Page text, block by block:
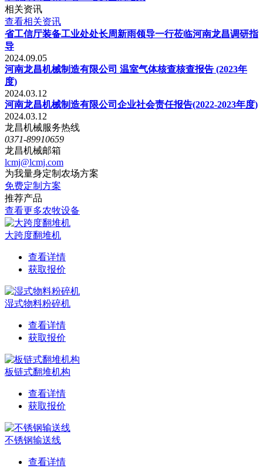
相关资讯
查看相关资讯
省工信厅装备工业处处长周新雨领导一行莅临河南龙昌调研指
导
2024.09.05
河南龙昌机械制造有限公司 温室气体核查核查报告 (2023年
度)
2024.03.12
河南龙昌机械制造有限公司企业社会责任报告(2022-2023年度)
2024.03.12
龙昌机械服务热线
0371-89910659
龙昌机械邮箱
lcmj@lcmj.com
为我量身定制农场方案
免费定制方案
推荐产品
查看更多农牧设备
大跨度翻堆机
查看详情
获取报价
湿式物料粉碎机
查看详情
获取报价
板链式翻堆机构
查看详情
获取报价
不锈钢输送线
查看详情